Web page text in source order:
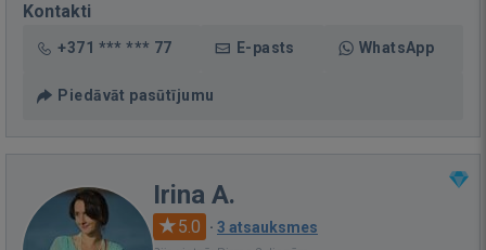
Kontakti
+371 *** *** 77 E-pasts WhatsApp
Piedāvāt pasūtījumu
Irina A.
5.0 · 3 atsauksmes